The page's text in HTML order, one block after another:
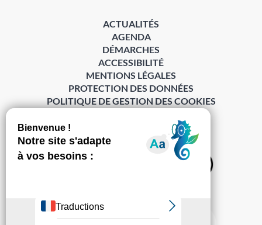
S’abonner à la Gazette ›
ACTUALITÉS
AGENDA
DÉMARCHES
ACCESSIBILITÉ
MENTIONS LÉGALES
PROTECTION DES DONNÉES
POLITIQUE DE GESTION DES COOKIES